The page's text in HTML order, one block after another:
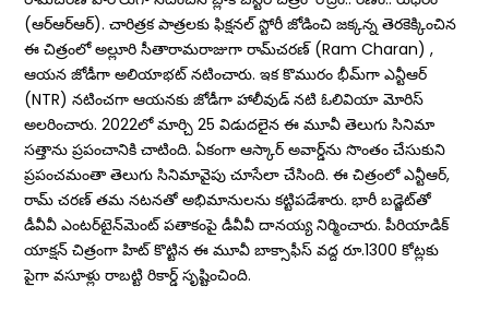
(ఆర్‌ఆర్‌ఆర్‌). చారిత్రక పాత్రలకు ఫిక్షనల్‌ స్టోరీ జోడించి జక్కన్న తెరకెక్కించిన
ఈ చిత్రంలో అల్లూరి సీతారామరాజుగా రామ్‌చరణ్‌ (Ram Charan) ,
ఆయన జోడీగా అలియాభట్‌ నటించారు. ఇక కొమురం భీమ్‌గా ఎన్టీఆర్‌
(NTR) నటించగా ఆయనకు జోడీగా హాలీవుడ్‌ నటి ఓలివియా మోరిస్‌
అలరించారు. 2022లో మార్చి 25 విడుదలైన ఈ మూవీ తెలుగు సినిమా
సత్తాను ప్రపంచానికి చాటింది. ఏకంగా ఆస్కార్ అవార్డ్‌ను సొంతం చేసుకుని
ప్రపంచమంతా తెలుగు సినిమావైపు చూసేలా చేసింది. ఈ చిత్రంలో ఎన్టీఆర్,
రామ్ చరణ్ తమ నటనతో అభిమానులను కట్టిపడేశారు. భారీ బడ్జెట్‌తో
డీవీవీ ఎంటర్‌టైన్‌మెంట్‌ పతాకంపై డీవీవీ దానయ్య నిర్మించారు. పీరియాడిక్‌
యాక్షన్‌ చిత్రంగా హిట్‌ కొట్టిన ఈ మూవీ బాక్సాఫీస్‌ వద్ద రూ.1300 కోట్లకు
పైగా వసూళ్లు రాబట్టి రికార్డ్‌ సృష్టించింది.